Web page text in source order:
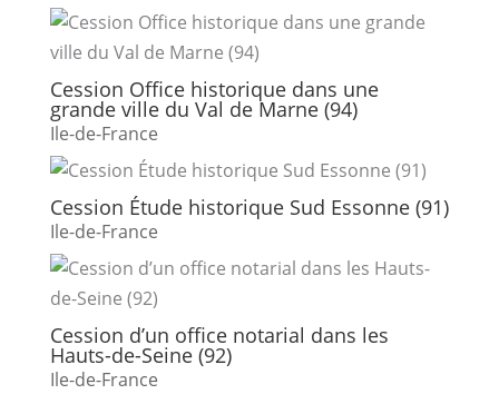
Cession Office historique dans une
grande ville du Val de Marne (94)
Ile-de-France
Cession Étude historique Sud Essonne (91)
Ile-de-France
Cession d’un office notarial dans les
Hauts-de-Seine (92)
Ile-de-France